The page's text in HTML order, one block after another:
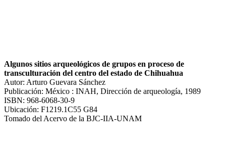
Algunos sitios arqueológicos de grupos en proceso de
transculturación del centro del estado de Chihuahua
Autor: Arturo Guevara Sánchez
Publicación: México : INAH, Dirección de arqueología, 1989
ISBN: 968-6068-30-9
Ubicación: F1219.1C55 G84
Tomado del Acervo de la BJC-IIA-UNAM